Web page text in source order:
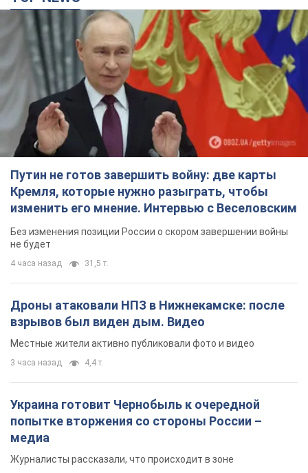
Путин не готов завершить войну: две карты
Кремля, которые нужно разыграть, чтобы
изменить его мнение. Интервью с Веселовским
Без изменения позиции России о скором завершении войны
не будет
4 часа назад 31,5 т.
Дроны атаковали НПЗ в Нижнекамске: после
взрывов был виден дым. Видео
Местные жители активно публиковали фото и видео
3 часа назад 4,4 т.
Украина готовит Чернобыль к очередной
попытке вторжения со стороны России –
медиа
Журналисты рассказали, что происходит в зоне